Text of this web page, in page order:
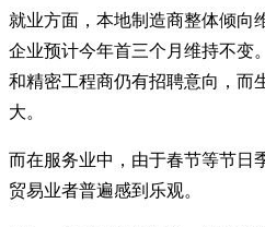
就业方面，本地制造商整体倾向
企业预计今年首三个月维持不变
和精密工程商仍有招聘意向，而
大。
而在服务业中，由于春节等节日
贸易业者普遍感到乐观。